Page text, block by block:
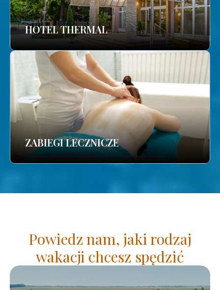
HOTEL THERMAL
ZABIEGI LECZNICZE
Powiedz nam, jaki rodzaj
wakacji chcesz spędzić